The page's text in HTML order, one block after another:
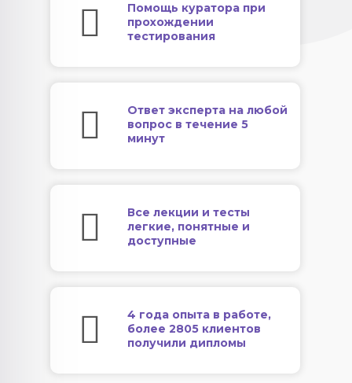
Помощь куратора при
прохождении
тестирования
Ответ эксперта на любой
вопрос в течение 5
минут
Все лекции и тесты
легкие, понятные и
доступные
4 года опыта в работе,
более 2805 клиентов
получили дипломы